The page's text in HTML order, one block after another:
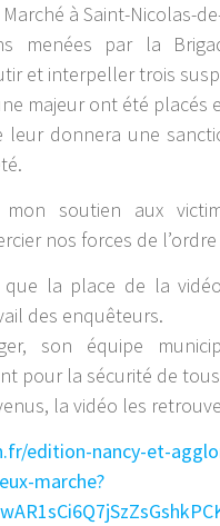
à Saint-Nicolas-
menées par la
et interpeller trois
majeur ont été placés
leur donnera une
soutien aux
nos forces de
la place de la
des enquêteurs.
son équipe
pour la sécurité de
la vidéo les
edition-nancy-et-
marche?